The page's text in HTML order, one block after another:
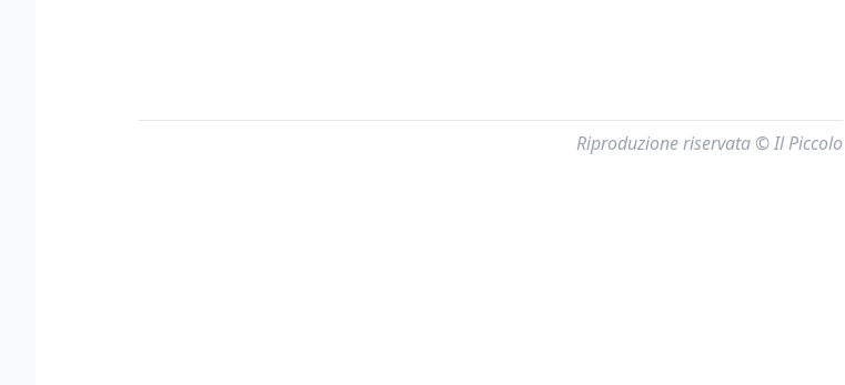
Riproduzione riservata © Il Piccolo